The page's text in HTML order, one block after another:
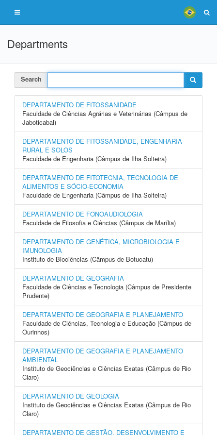
Departments
Search
DEPARTAMENTO DE FITOSSANIDADE
Faculdade de Ciências Agrárias e Veterinárias (Câmpus de
Jaboticabal)
DEPARTAMENTO DE FITOSSANIDADE, ENGENHARIA
RURAL E SOLOS
Faculdade de Engenharia (Câmpus de Ilha Solteira)
DEPARTAMENTO DE FITOTECNIA, TECNOLOGIA DE
ALIMENTOS E SÓCIO-ECONOMIA
Faculdade de Engenharia (Câmpus de Ilha Solteira)
DEPARTAMENTO DE FONOAUDIOLOGIA
Faculdade de Filosofia e Ciências (Câmpus de Marília)
DEPARTAMENTO DE GENÉTICA, MICROBIOLOGIA E
IMUNOLOGIA
Instituto de Biociências (Câmpus de Botucatu)
DEPARTAMENTO DE GEOGRAFIA
Faculdade de Ciências e Tecnologia (Câmpus de Presidente
Prudente)
DEPARTAMENTO DE GEOGRAFIA E PLANEJAMENTO
Faculdade de Ciências, Tecnologia e Educação (Câmpus de
Ourinhos)
DEPARTAMENTO DE GEOGRAFIA E PLANEJAMENTO
AMBIENTAL
Instituto de Geociências e Ciências Exatas (Câmpus de Rio
Claro)
DEPARTAMENTO DE GEOLOGIA
Instituto de Geociências e Ciências Exatas (Câmpus de Rio
Claro)
DEPARTAMENTO DE GESTÃO, DESENVOLVIMENTO E